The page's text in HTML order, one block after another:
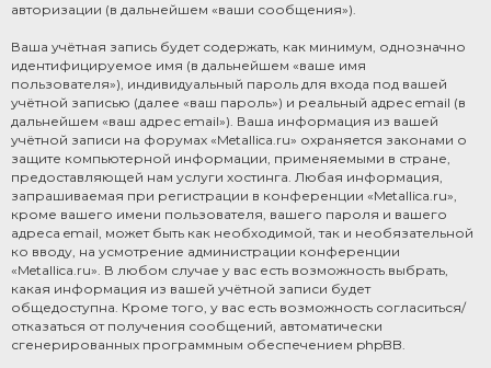
авторизации (в дальнейшем «ваши сообщения»).
Ваша учётная запись будет содержать, как минимум, однозначно
идентифицируемое имя (в дальнейшем «ваше имя
пользователя»), индивидуальный пароль для входа под вашей
учётной записью (далее «ваш пароль») и реальный адрес email (в
дальнейшем «ваш адрес email»). Ваша информация из вашей
учётной записи на форумах «Metallica.ru» охраняется законами о
защите компьютерной информации, применяемыми в стране,
предоставляющей нам услуги хостинга. Любая информация,
запрашиваемая при регистрации в конференции «Metallica.ru»,
кроме вашего имени пользователя, вашего пароля и вашего
адреса email, может быть как необходимой, так и необязательной
ко вводу, на усмотрение администрации конференции
«Metallica.ru». В любом случае у вас есть возможность выбрать,
какая информация из вашей учётной записи будет
общедоступна. Кроме того, у вас есть возможность согласиться/
отказаться от получения сообщений, автоматически
сгенерированных программным обеспечением phpBB.